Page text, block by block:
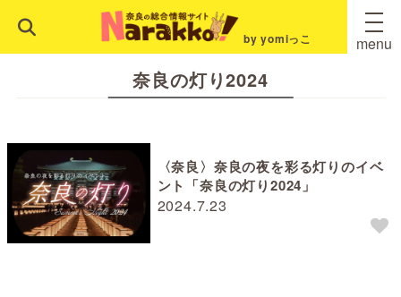
by yomiっこ menu
奈良の灯り2024
2024.7.23
〈奈良〉奈良の夜を彩る灯りのイベ
ント「奈良の灯り2024」